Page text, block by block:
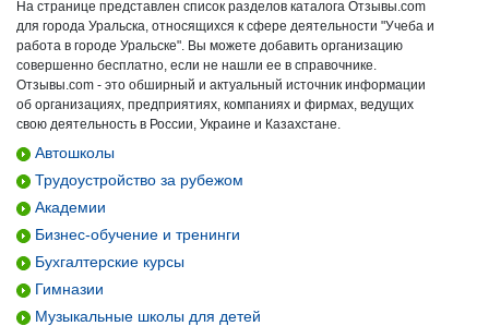
На странице представлен список разделов каталога Отзывы.com
для города Уральска, относящихся к сфере деятельности "Учеба и
работа в городе Уральске". Вы можете добавить организацию
совершенно бесплатно, если не нашли ее в справочнике.
Отзывы.com - это обширный и актуальный источник информации
об организациях, предприятиях, компаниях и фирмах, ведущих
свою деятельность в России, Украине и Казахстане.
Автошколы
Трудоустройство за рубежом
Академии
Бизнес-обучение и тренинги
Бухгалтерские курсы
Гимназии
Музыкальные школы для детей